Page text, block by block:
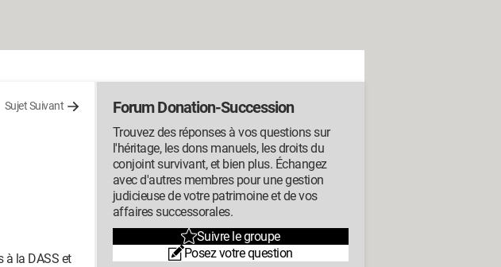
Sujet Suivant
à la DASS et
Forum Donation-Succession
Trouvez des réponses à vos questions sur
l'héritage, les dons manuels, les droits du
conjoint survivant, et bien plus. Échangez
avec d'autres membres pour une gestion
judicieuse de votre patrimoine et de vos
affaires successorales.
Suivre le groupe
Posez votre question